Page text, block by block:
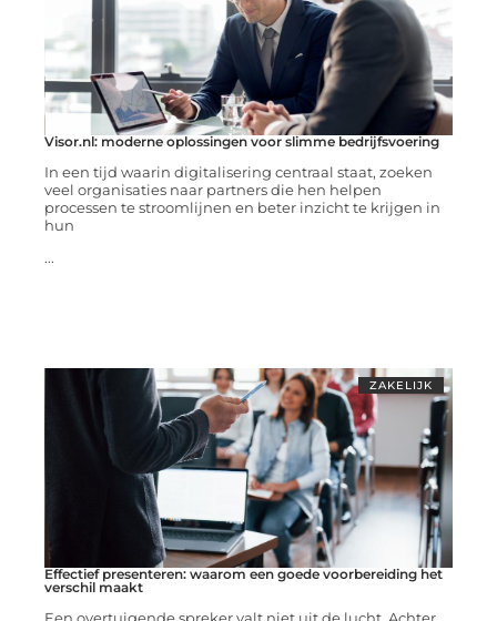
Visor.nl: moderne oplossingen voor slimme bedrijfsvoering
In een tijd waarin digitalisering centraal staat, zoeken
veel organisaties naar partners die hen helpen
processen te stroomlijnen en beter inzicht te krijgen in
hun
...
ZAKELIJK
Effectief presenteren: waarom een goede voorbereiding het
verschil maakt